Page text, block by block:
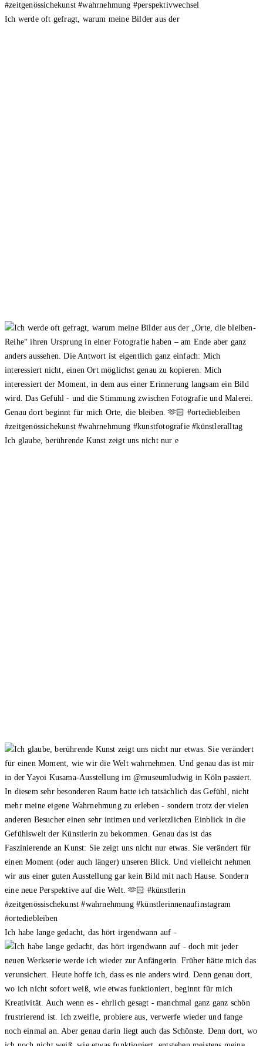
Ich werde oft gefragt, warum meine Bilder aus der
Ich glaube, berührende Kunst zeigt uns nicht nur e
Ich habe lange gedacht, das hört irgendwann auf -